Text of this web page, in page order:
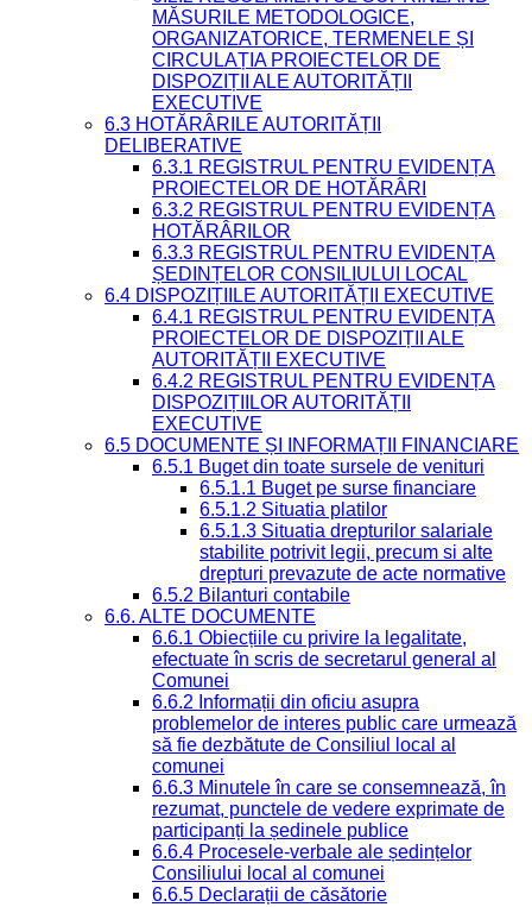
MĂSURILE METODOLOGICE,
ORGANIZATORICE, TERMENELE ȘI
CIRCULAȚIA PROIECTELOR DE
DISPOZIȚII ALE AUTORITĂȚII
EXECUTIVE
6.3 HOTĂRÂRILE AUTORITĂȚII
DELIBERATIVE
6.3.1 REGISTRUL PENTRU EVIDENȚA
PROIECTELOR DE HOTĂRÂRI
6.3.2 REGISTRUL PENTRU EVIDENȚA
HOTĂRÂRILOR
6.3.3 REGISTRUL PENTRU EVIDENȚA
ȘEDINȚELOR CONSILIULUI LOCAL
6.4 DISPOZIȚIILE AUTORITĂȚII EXECUTIVE
6.4.1 REGISTRUL PENTRU EVIDENȚA
PROIECTELOR DE DISPOZIȚII ALE
AUTORITĂȚII EXECUTIVE
6.4.2 REGISTRUL PENTRU EVIDENȚA
DISPOZIȚIILOR AUTORITĂȚII
EXECUTIVE
6.5 DOCUMENTE ȘI INFORMAȚII FINANCIARE
6.5.1 Buget din toate sursele de venituri
6.5.1.1 Buget pe surse financiare
6.5.1.2 Situatia platilor
6.5.1.3 Situatia drepturilor salariale
stabilite potrivit legii, precum si alte
drepturi prevazute de acte normative
6.5.2 Bilanturi contabile
6.6. ALTE DOCUMENTE
6.6.1 Obiecțiile cu privire la legalitate,
efectuate în scris de secretarul general al
Comunei
6.6.2 Informații din oficiu asupra
problemelor de interes public care urmează
să fie dezbătute de Consiliul local al
comunei
6.6.3 Minutele în care se consemnează, în
rezumat, punctele de vedere exprimate de
participanți la ședinele publice
6.6.4 Procesele-verbale ale ședințelor
Consiliului local al comunei
6.6.5 Declarații de căsătorie